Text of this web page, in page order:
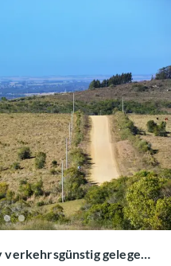
verkehrsgünstig gelegen